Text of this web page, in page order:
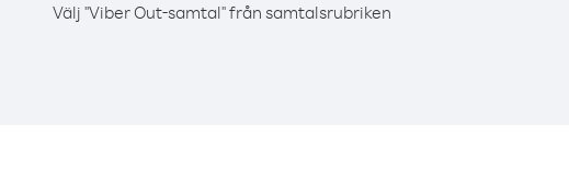
Välj "Viber Out-samtal" från samtalsrubriken